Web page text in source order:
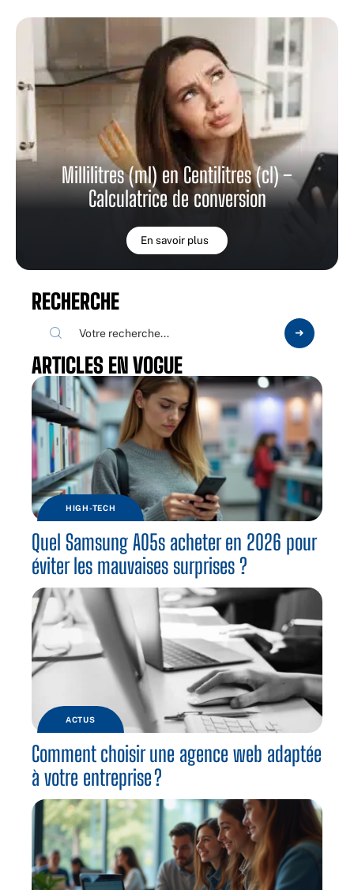
Millilitres (ml) en Centilitres (cl) –
Calculatrice de conversion
En savoir plus
RECHERCHE
ARTICLES EN VOGUE
HIGH-TECH
Quel Samsung A05s acheter en 2026 pour
éviter les mauvaises surprises ?
ACTUS
Comment choisir une agence web adaptée
à votre entreprise ?